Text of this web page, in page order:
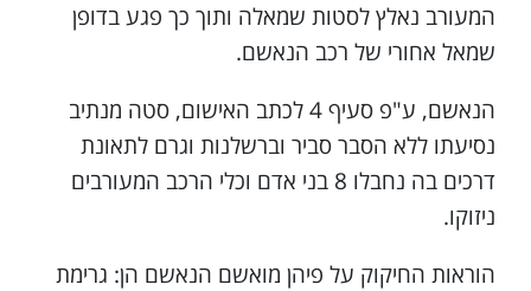
המעורב נאלץ לסטות שמאלה ותוך כך פגע בדופן
שמאל אחורי של רכב הנאשם.
הנאשם, ע"פ סעיף 4 לכתב האישום, סטה מנתיב
נסיעתו ללא הסבר סביר וברשלנות וגרם לתאונת
דרכים בה נחבלו 8 בני אדם וכלי הרכב המעורבים
ניזוקו.
הוראות החיקוק על פיהן מואשם הנאשם הן: גרימת